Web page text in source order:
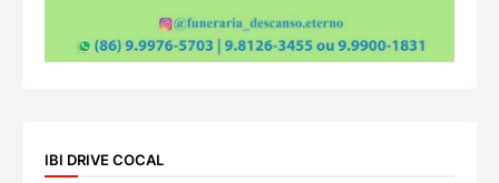
IBI DRIVE COCAL